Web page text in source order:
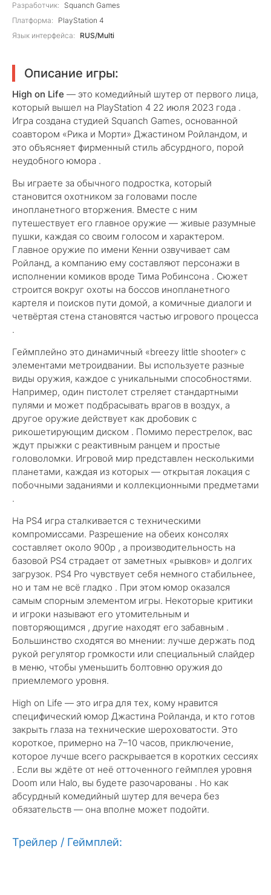
Разработчик:
Squanch Games
Платформа:
PlayStation 4
Язык интерфейса:
RUS/Multi
Описание игры:
High on Life — это комедийный шутер от первого лица,
который вышел на PlayStation 4 22 июля 2023 года .
Игра создана студией Squanch Games, основанной
соавтором «Рика и Морти» Джастином Ройландом, и
это объясняет фирменный стиль абсурдного, порой
неудобного юмора .
Вы играете за обычного подростка, который
становится охотником за головами после
инопланетного вторжения. Вместе с ним
путешествует его главное оружие — живые разумные
пушки, каждая со своим голосом и характером.
Главное оружие по имени Кенни озвучивает сам
Ройланд, а компанию ему составляют персонажи в
исполнении комиков вроде Тима Робинсона . Сюжет
строится вокруг охоты на боссов инопланетного
картеля и поисков пути домой, а комичные диалоги и
четвёртая стена становятся частью игрового процесса
.
Геймплейно это динамичный «breezy little shooter» с
элементами метроидвании. Вы используете разные
виды оружия, каждое с уникальными способностями.
Например, один пистолет стреляет стандартными
пулями и может подбрасывать врагов в воздух, а
другое оружие действует как дробовик с
рикошетирующим диском . Помимо перестрелок, вас
ждут прыжки с реактивным ранцем и простые
головоломки. Игровой мир представлен несколькими
планетами, каждая из которых — открытая локация с
побочными заданиями и коллекционными предметами
.
На PS4 игра сталкивается с техническими
компромиссами. Разрешение на обеих консолях
составляет около 900p , а производительность на
базовой PS4 страдает от заметных «рывков» и долгих
загрузок. PS4 Pro чувствует себя немного стабильнее,
но и там не всё гладко . При этом юмор оказался
самым спорным элементом игры. Некоторые критики
и игроки называют его утомительным и
повторяющимся , другие находят его забавным .
Большинство сходятся во мнении: лучше держать под
рукой регулятор громкости или специальный слайдер
в меню, чтобы уменьшить болтовню оружия до
приемлемого уровня.
High on Life — это игра для тех, кому нравится
специфический юмор Джастина Ройланда, и кто готов
закрыть глаза на технические шероховатости. Это
короткое, примерно на 7–10 часов, приключение,
которое лучше всего раскрывается в коротких сессиях
. Если вы ждёте от неё отточенного геймплея уровня
Doom или Halo, вы будете разочарованы . Но как
абсурдный комедийный шутер для вечера без
обязательств — она вполне может подойти.
Трейлер / Геймплей: